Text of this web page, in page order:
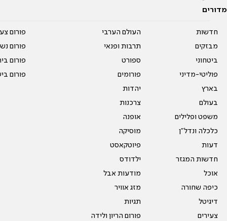
מדורים
חדשות
מבזקים
ביטחוני
פוליטי-מדיני
בארץ
בעולם
משפט ופלילים
כלכלה ונדל"ן
דעות
חדשות המגזר
אוכל
כיפה שחורה
דיגיטל
צעירים
העולם הערבי
תרבות ופנאי
ספורט
פורומים
יהדות
צרכנות
אופנה
מוסיקה
פיוטקאסט
ילדודס
מודעות אבל
מזג אוויר
תגיות
פורום הריון ולידה
פורום
פורום
פורום
פורום